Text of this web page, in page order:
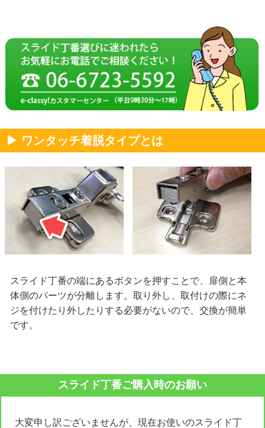
▶ ワンタッチ着脱タイプとは
スライド丁番の端にあるボタンを押すことで、扉側と本
体側のパーツが分離します。取り外し、取付けの際にネ
ジを付けたり外したりする必要がないので、交換が簡単
です。
スライド丁番ご購入時のお願い
大変申し訳ございませんが、現在お使いのスライド丁